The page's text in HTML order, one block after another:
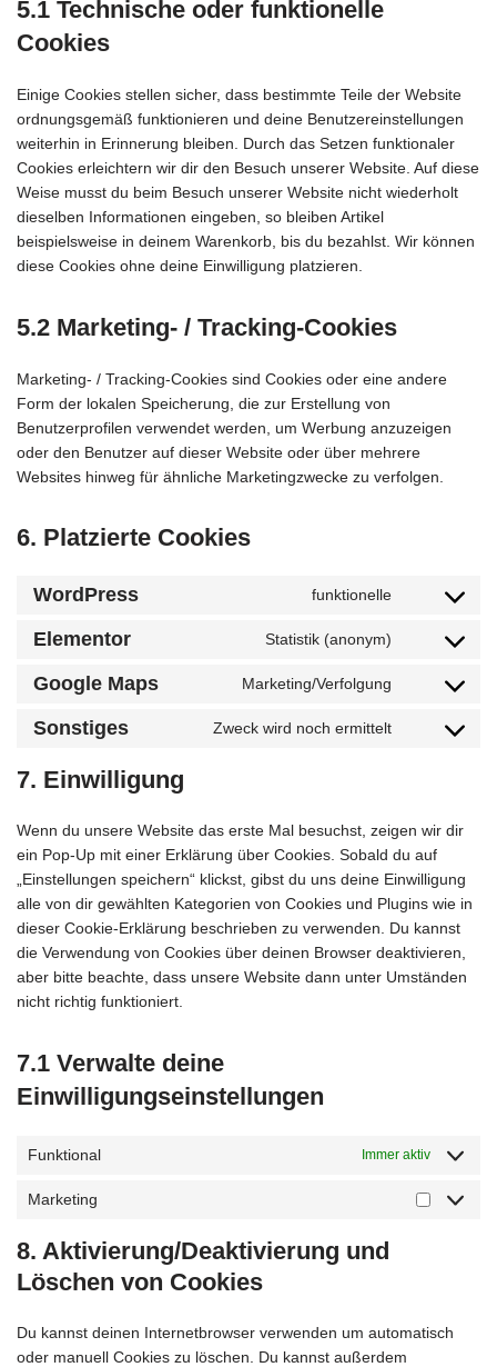
5.1 Technische oder funktionelle
Cookies
Einige Cookies stellen sicher, dass bestimmte Teile der Website
ordnungsgemäß funktionieren und deine Benutzereinstellungen
weiterhin in Erinnerung bleiben. Durch das Setzen funktionaler
Cookies erleichtern wir dir den Besuch unserer Website. Auf diese
Weise musst du beim Besuch unserer Website nicht wiederholt
dieselben Informationen eingeben, so bleiben Artikel
beispielsweise in deinem Warenkorb, bis du bezahlst. Wir können
diese Cookies ohne deine Einwilligung platzieren.
5.2 Marketing- / Tracking-Cookies
Marketing- / Tracking-Cookies sind Cookies oder eine andere
Form der lokalen Speicherung, die zur Erstellung von
Benutzerprofilen verwendet werden, um Werbung anzuzeigen
oder den Benutzer auf dieser Website oder über mehrere
Websites hinweg für ähnliche Marketingzwecke zu verfolgen.
6. Platzierte Cookies
WordPress funktionelle
Elementor Statistik (anonym)
Google Maps Marketing/Verfolgung
Sonstiges Zweck wird noch ermittelt
7. Einwilligung
Wenn du unsere Website das erste Mal besuchst, zeigen wir dir
ein Pop-Up mit einer Erklärung über Cookies. Sobald du auf
„Einstellungen speichern“ klickst, gibst du uns deine Einwilligung
alle von dir gewählten Kategorien von Cookies und Plugins wie in
dieser Cookie-Erklärung beschrieben zu verwenden. Du kannst
die Verwendung von Cookies über deinen Browser deaktivieren,
aber bitte beachte, dass unsere Website dann unter Umständen
nicht richtig funktioniert.
7.1 Verwalte deine
Einwilligungseinstellungen
Funktional Immer aktiv
Marketing
8. Aktivierung/Deaktivierung und
Löschen von Cookies
Du kannst deinen Internetbrowser verwenden um automatisch
oder manuell Cookies zu löschen. Du kannst außerdem